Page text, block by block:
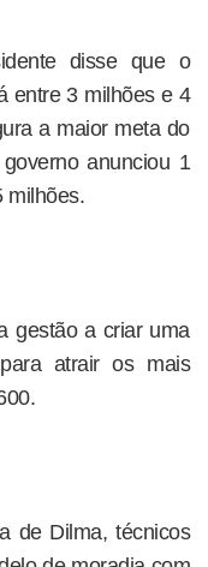
disse que o
entre 3 milhões e 4
a maior meta do
anunciou 1
milhões.
gestão a criar uma
atrair os mais
de Dilma, técnicos